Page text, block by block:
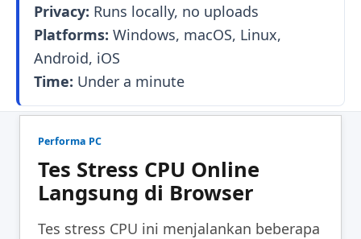
Privacy: Runs locally, no uploads
Platforms: Windows, macOS, Linux,
Android, iOS
Time: Under a minute
Performa PC
Tes Stress CPU Online
Langsung di Browser
Tes stress CPU ini menjalankan beberapa